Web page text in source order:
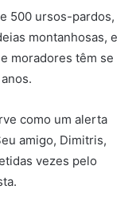
500 ursos-pardos,
montanhosas, e
moradores têm se
como um alerta
amigo, Dimitris,
vezes pelo